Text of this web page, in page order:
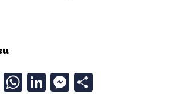
E
W Li M